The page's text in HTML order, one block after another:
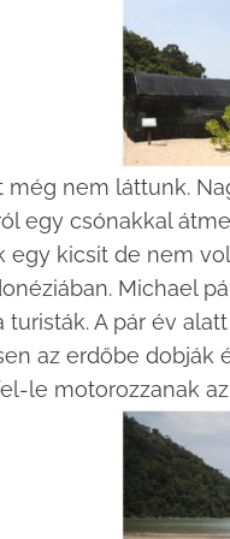
nem láttunk.
egy csónakkal
egy kicsit de nem
Michael
A pár év
az erdőbe dobják
le motorozzanak